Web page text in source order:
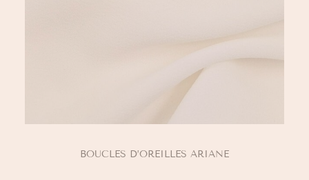
AJOUTER AU PANIER
BOUCLES D’OREILLES ARIANE